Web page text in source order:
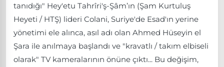
tanıdığı" Hey'etu Tahrîri'ş-Şâm’ın (Şam Kurtuluş
Heyeti / HTŞ) lideri Colani, Suriye'de Esad'ın yerine
yönetimi ele alınca, asıl adı olan Ahmed Hüseyin el
Şara ile anılmaya başlandı ve "kravatlı / takım elbiseli
olarak" TV kameralarının önüne çıktı... Bu değişim,